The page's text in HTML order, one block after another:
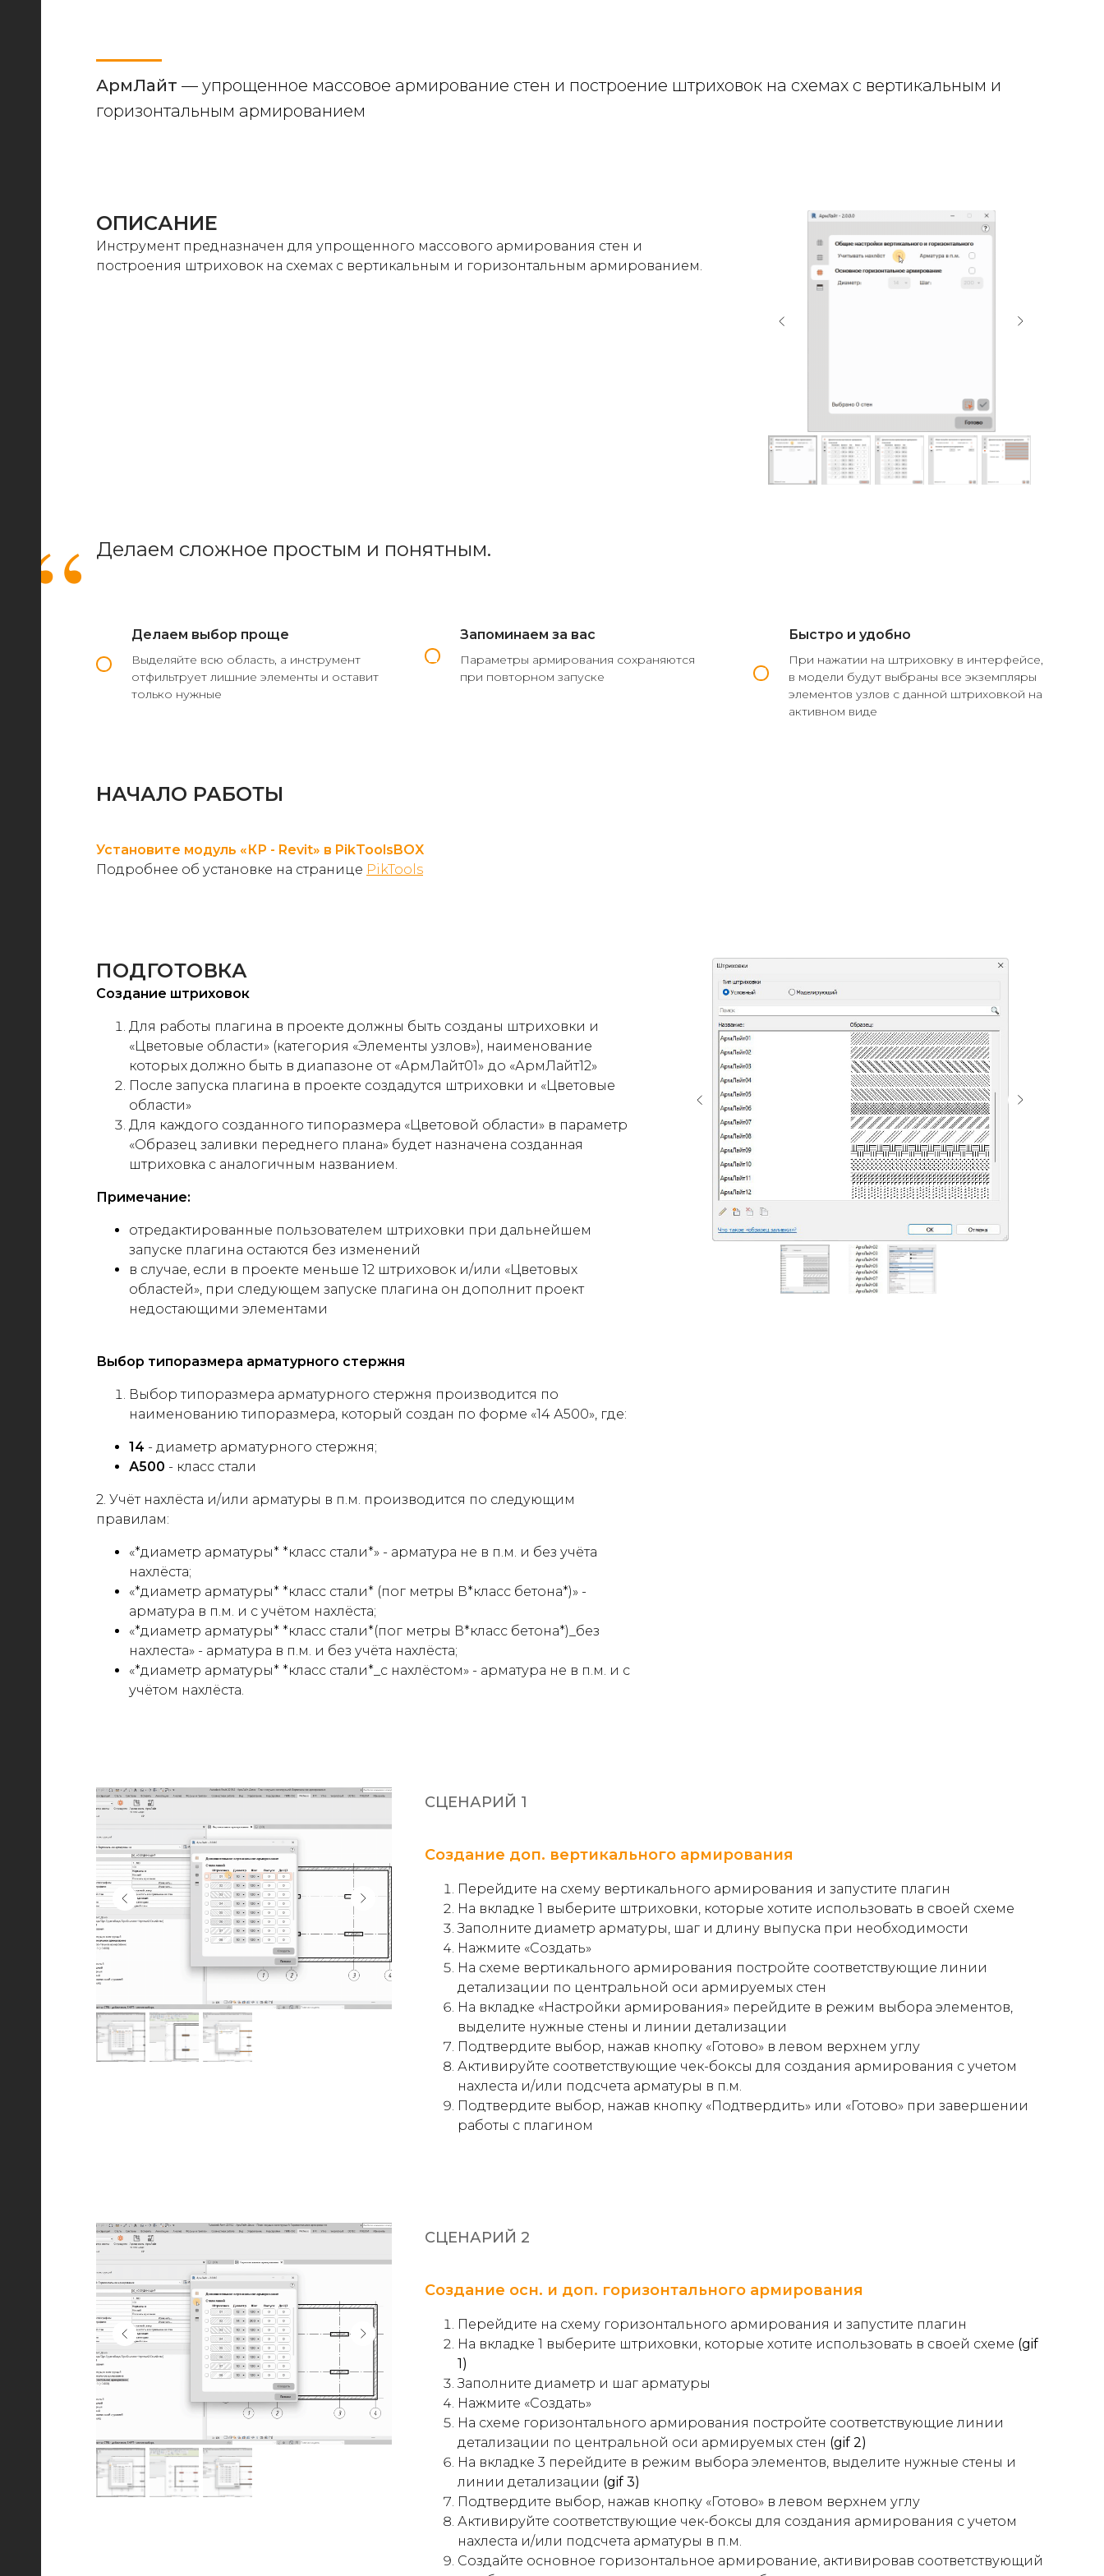
АрмЛайт — упрощенное массовое армирование стен и построение штриховок на схемах с вертикальным и
горизонтальным армированием
ОПИСАНИЕ
Инструмент предназначен для упрощенного массового армирования стен и
построения штриховок на схемах с вертикальным и горизонтальным армированием.
“ Делаем сложное простым и понятным.
Делаем выбор проще
Выделяйте всю область, а инструмент
отфильтрует лишние элементы и оставит
только нужные
Запоминаем за вас
Параметры армирования сохраняются
при повторном запуске
Быстро и удобно
При нажатии на штриховку в интерфейсе,
в модели будут выбраны все экземпляры
элементов узлов с данной штриховкой на
активном виде
НАЧАЛО РАБОТЫ
Установите модуль «КР - Revit» в PikToolsBOX
Подробнее об установке на странице PikTools
ПОДГОТОВКА
Создание штриховок
Для работы плагина в проекте должны быть созданы штриховки и
«Цветовые области» (категория «Элементы узлов»), наименование
которых должно быть в диапазоне от «АрмЛайт01» до «АрмЛайт12»
После запуска плагина в проекте создадутся штриховки и «Цветовые
области»
Для каждого созданного типоразмера «Цветовой области» в параметр
«Образец заливки переднего плана» будет назначена созданная
штриховка с аналогичным названием.
Примечание:
отредактированные пользователем штриховки при дальнейшем
запуске плагина остаются без изменений
в случае, если в проекте меньше 12 штриховок и/или «Цветовых
областей», при следующем запуске плагина он дополнит проект
недостающими элементами
Выбор типоразмера арматурного стержня
Выбор типоразмера арматурного стержня производится по
наименованию типоразмера, который создан по форме «14 А500», где:
14 - диаметр арматурного стержня;
А500 - класс стали
2. Учёт нахлёста и/или арматуры в п.м. производится по следующим
правилам:
«*диаметр арматуры* *класс стали*» - арматура не в п.м. и без учёта
нахлёста;
«*диаметр арматуры* *класс стали* (пог метры В*класс бетона*)» -
арматура в п.м. и с учётом нахлёста;
«*диаметр арматуры* *класс стали*(пог метры В*класс бетона*)_без
нахлеста» - арматура в п.м. и без учёта нахлёста;
«*диаметр арматуры* *класс стали*_с нахлёстом» - арматура не в п.м. и с
учётом нахлёста.
СЦЕНАРИЙ 1
Создание доп. вертикального армирования
Перейдите на схему вертикального армирования и запустите плагин
На вкладке 1 выберите штриховки, которые хотите использовать в своей схеме
Заполните диаметр арматуры, шаг и длину выпуска при необходимости
Нажмите «Создать»
На схеме вертикального армирования постройте соответствующие линии
детализации по центральной оси армируемых стен
На вкладке «Настройки армирования» перейдите в режим выбора элементов,
выделите нужные стены и линии детализации
Подтвердите выбор, нажав кнопку «Готово» в левом верхнем углу
Активируйте соответствующие чек-боксы для создания армирования с учетом
нахлеста и/или подсчета арматуры в п.м.
Подтвердите выбор, нажав кнопку «Подтвердить» или «Готово» при завершении
работы с плагином
СЦЕНАРИЙ 2
Создание осн. и доп. горизонтального армирования
Перейдите на схему горизонтального армирования и запустите плагин
На вкладке 1 выберите штриховки, которые хотите использовать в своей схеме (gif
1)
Заполните диаметр и шаг арматуры
Нажмите «Создать»
На схеме горизонтального армирования постройте соответствующие линии
детализации по центральной оси армируемых стен (gif 2)
На вкладке 3 перейдите в режим выбора элементов, выделите нужные стены и
линии детализации (gif 3)
Подтвердите выбор, нажав кнопку «Готово» в левом верхнем углу
Активируйте соответствующие чек-боксы для создания армирования с учетом
нахлеста и/или подсчета арматуры в п.м.
Создайте основное горизонтальное армирование, активировав соответствующий